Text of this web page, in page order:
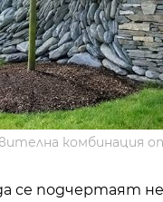
комбинация
се подчертаят